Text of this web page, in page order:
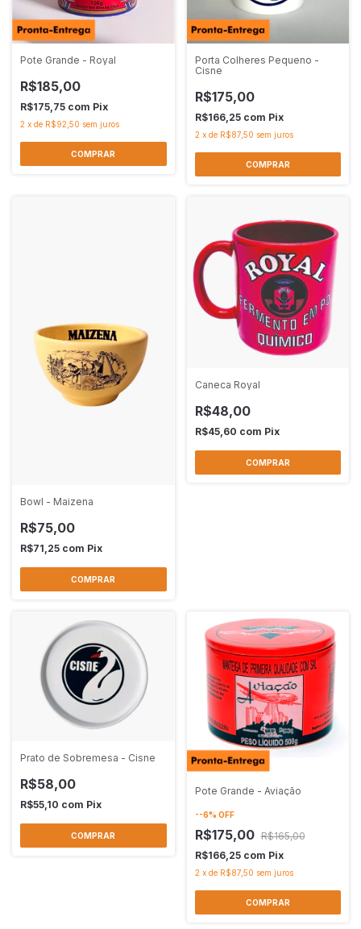
Pote Grande - Royal
R$185,00
R$175,75 com Pix
2 x de R$92,50 sem juros
Porta Colheres Pequeno -
Cisne
R$175,00
R$166,25 com Pix
2 x de R$87,50 sem juros
Bowl - Maizena
R$75,00
R$71,25 com Pix
Caneca Royal
R$48,00
R$45,60 com Pix
Prato de Sobremesa - Cisne
R$58,00
R$55,10 com Pix
Pote Grande - Aviação
--6% OFF
R$175,00 R$165,00
R$166,25 com Pix
2 x de R$87,50 sem juros